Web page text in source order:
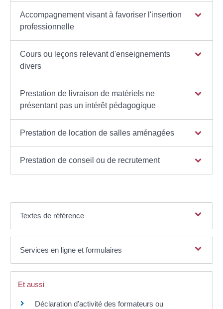
Accompagnement visant à favoriser l'insertion
professionnelle
Cours ou leçons relevant d'enseignements
divers
Prestation de livraison de matériels ne
présentant pas un intérêt pédagogique
Prestation de location de salles aménagées
Prestation de conseil ou de recrutement
Textes de référence
Services en ligne et formulaires
Et aussi
Déclaration d'activité des formateurs ou